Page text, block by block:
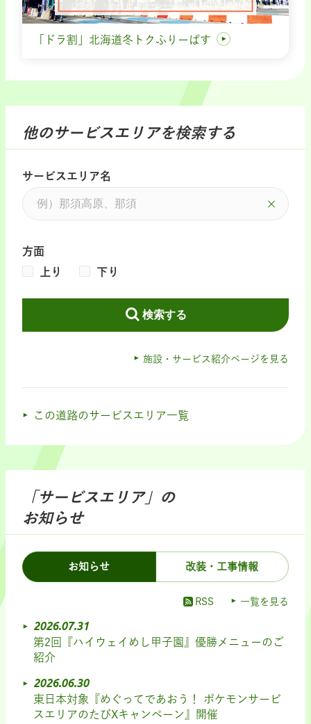
「ドラ割」北海道冬トクふりーぱす
他のサービスエリアを検索する
サービスエリア名
方面
上り
下り
検索する
施設・サービス紹介ページを見る
この道路のサービスエリア一覧
「サービスエリア」の
お知らせ
お知らせ 改装・工事情報
RSS 一覧を見る
2026.07.31
第2回『ハイウェイめし甲子園』優勝メニューのご
紹介
2026.06.30
東日本対象『めぐってであおう！ ポケモンサービ
スエリアのたびXキャンペーン』開催